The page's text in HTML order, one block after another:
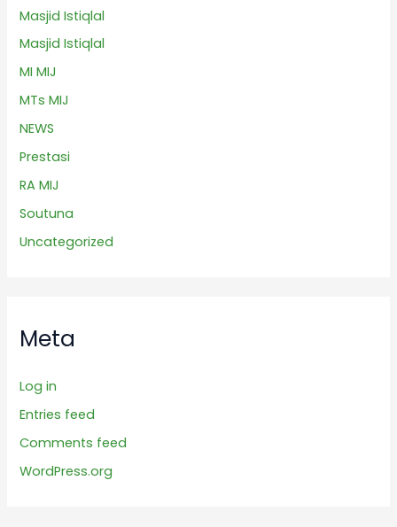
Masjid Istiqlal
Masjid Istiqlal
MI MIJ
MTs MIJ
NEWS
Prestasi
RA MIJ
Soutuna
Uncategorized
Meta
Log in
Entries feed
Comments feed
WordPress.org